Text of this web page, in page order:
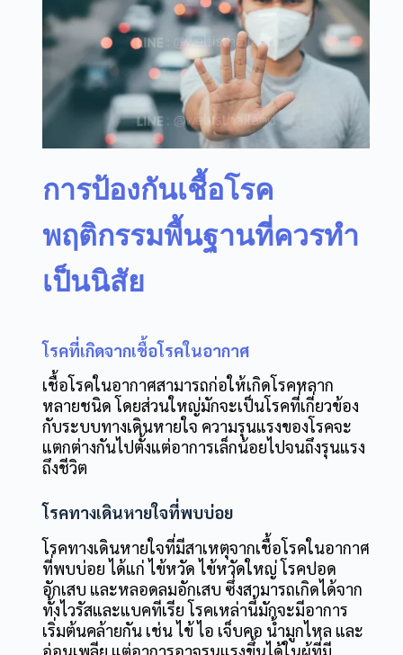
การป้องกันเชื้อโรค
พฤติกรรมพื้นฐานที่ควรทำ
เป็นนิสัย
โรคที่เกิดจากเชื้อโรคในอากาศ
เชื้อโรคในอากาศสามารถก่อให้เกิดโรคหลาก
หลายชนิด โดยส่วนใหญ่มักจะเป็นโรคที่เกี่ยวข้อง
กับระบบทางเดินหายใจ ความรุนแรงของโรคจะ
แตกต่างกันไปตั้งแต่อาการเล็กน้อยไปจนถึงรุนแรง
ถึงชีวิต
โรคทางเดินหายใจที่พบบ่อย
โรคทางเดินหายใจที่มีสาเหตุจากเชื้อโรคในอากาศ
ที่พบบ่อย ได้แก่ ไข้หวัด ไข้หวัดใหญ่ โรคปอด
อักเสบ และหลอดลมอักเสบ ซึ่งสามารถเกิดได้จาก
ทั้งไวรัสและแบคทีเรีย โรคเหล่านี้มักจะมีอาการ
เริ่มต้นคล้ายกัน เช่น ไข้ ไอ เจ็บคอ น้ำมูกไหล และ
อ่อนเพลีย แต่อาการอาจรุนแรงขึ้นได้ในผู้ที่มี